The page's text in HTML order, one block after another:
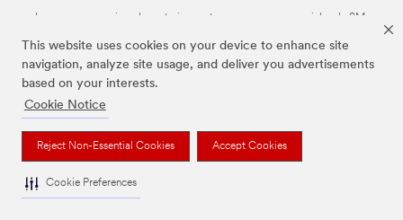
This website uses cookies on your device to enhance site
navigation, analyze site usage, and deliver you advertisements
based on your interests.
Cookie Notice
Reject Non-Essential Cookies Accept Cookies
Cookie Preferences
Las marcas mencionadas anteriormente son marcas comerciales de 3M.